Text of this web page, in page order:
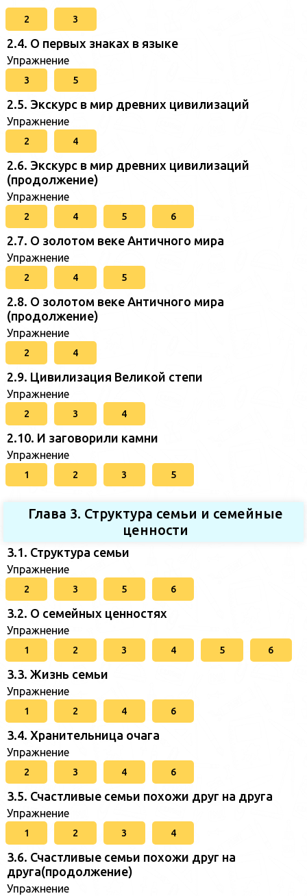
2 3
2.4. О первых знаках в языке
Упражнение
3 5
2.5. Экскурс в мир древних цивилизаций
Упражнение
2 4
2.6. Экскурс в мир древних цивилизаций
(продолжение)
Упражнение
2 4 5 6
2.7. О золотом веке Античного мира
Упражнение
2 4 5
2.8. О золотом веке Античного мира
(продолжение)
Упражнение
2 4
2.9. Цивилизация Великой степи
Упражнение
2 3 4
2.10. И заговорили камни
Упражнение
1 2 3 5
Глава 3. Структура семьи и семейные
ценности
3.1. Структура семьи
Упражнение
2 3 5 6
3.2. О семейных ценностях
Упражнение
1 2 3 4 5 6
3.3. Жизнь семьи
Упражнение
1 2 4 6
3.4. Хранительница очага
Упражнение
2 3 4 6
3.5. Счастливые семьи похожи друг на друга
Упражнение
1 2 3 4
3.6. Счастливые семьи похожи друг на
друга(продолжение)
Упражнение